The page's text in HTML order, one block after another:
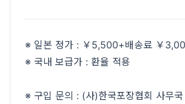
※ 일본 정가 : ￥5,500+배송료 ￥
※ 국내 보급가 : 환율 적용
※ 구입 문의 : (사)한국포장협회 사무국